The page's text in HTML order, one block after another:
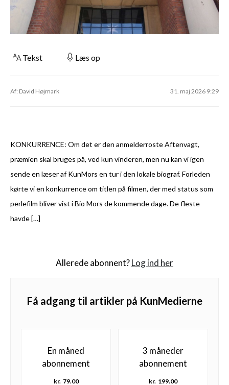
Tekst Læs op
Af: David Højmark 31. maj 2026 9:29
KONKURRENCE: Om det er den anmelderroste Aftenvagt,
præmien skal bruges på, ved kun vinderen, men nu kan vi igen
sende en læser af KunMors en tur i den lokale biograf. Forleden
kørte vi en konkurrence om titlen på filmen, der med status som
perlefilm bliver vist i Bio Mors de kommende dage. De fleste
havde […]
Allerede abonnent?Log ind her
Få adgang til artikler på KunMedierne
En måned
abonnement
kr. 79.00
3 måneder
abonnement
kr. 199.00